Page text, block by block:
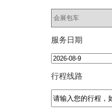
服务日期
行程线路